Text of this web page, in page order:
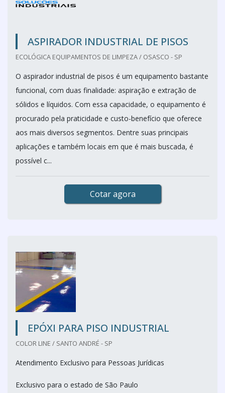
ASPIRADOR INDUSTRIAL DE PISOS
ECOLÓGICA EQUIPAMENTOS DE LIMPEZA / OSASCO - SP
O aspirador industrial de pisos é um equipamento bastante
funcional, com duas finalidade: aspiração e extração de
sólidos e líquidos. Com essa capacidade, o equipamento é
procurado pela praticidade e custo-benefício que oferece
aos mais diversos segmentos. Dentre suas principais
aplicações e também locais em que é mais buscada, é
possível c...
Cotar agora
EPÓXI PARA PISO INDUSTRIAL
COLOR LINE / SANTO ANDRÉ - SP
Atendimento Exclusivo para Pessoas Jurídicas
Exclusivo para o estado de São Paulo